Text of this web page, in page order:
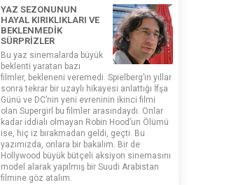
YAZ SEZONUNUN
HAYAL KIRIKLIKLARI VE
BEKLENMEDİK
SÜRPRİZLER
Bu yaz sinemalarda büyük
beklenti yaratan bazı
filmler, bekleneni veremedi. Spielberg’in yıllar
sonra tekrar bir uzaylı hikayesi anlattığı İfşa
Günü ve DC’nin yeni evreninin ikinci filmi
olan Supergirl bu filmler arasındaydı. Onlar
kadar iddialı olmayan Robin Hood’un Ölümü
ise, hiç iz bırakmadan geldi, geçti. Bu
yazımızda, onlara bir bakalım. Bir de
Hollywood büyük bütçeli aksiyon sinemasını
model alarak yapılmış bir Suudi Arabistan
filmine göz atalım.